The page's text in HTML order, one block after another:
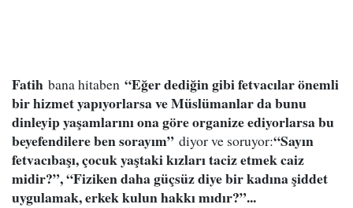
Fatih bana hitaben “Eğer dediğin gibi fetvacılar önemli
bir hizmet yapıyorlarsa ve Müslümanlar da bunu
dinleyip yaşamlarını ona göre organize ediyorlarsa bu
beyefendilere ben sorayım” diyor ve soruyor:“Sayın
fetvacıbaşı, çocuk yaştaki kızları taciz etmek caiz
midir?”, “Fiziken daha güçsüz diye bir kadına şiddet
uygulamak, erkek kulun hakkı mıdır?”...